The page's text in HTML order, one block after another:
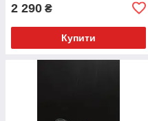
2 290 ₴
Купити